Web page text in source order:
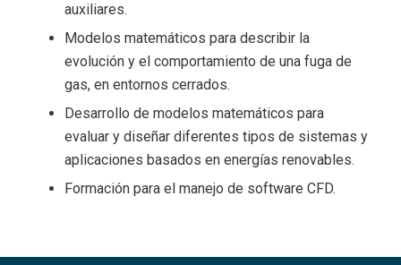
auxiliares.
Modelos matemáticos para describir la
evolución y el comportamiento de una fuga de
gas, en entornos cerrados.
Desarrollo de modelos matemáticos para
evaluar y diseñar diferentes tipos de sistemas y
aplicaciones basados en energías renovables.
Formación para el manejo de software CFD.